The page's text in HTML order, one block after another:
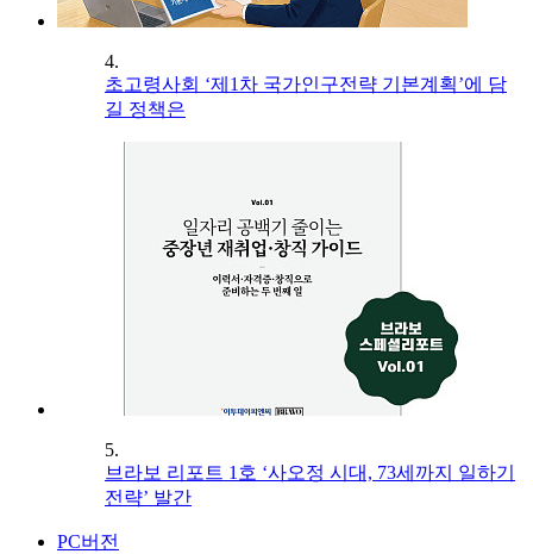
4.
초고령사회 ‘제1차 국가인구전략 기본계획’에 담
길 정책은
5.
브라보 리포트 1호 ‘사오정 시대, 73세까지 일하기
전략’ 발간
PC버전